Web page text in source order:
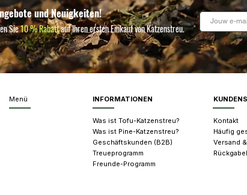
und Neuigkeiten!
Sie10 % Rabattauf Ihren ersten Einkauf von Katzenstreu.
Menü INFORMATIONEN
Was ist Tofu-Katzenstreu?
Was ist Pine-Katzenstreu?
Geschäftskunden (B2B)
Treueprogramm
Freunde-Programm
Kontakt
Häufig
Versand